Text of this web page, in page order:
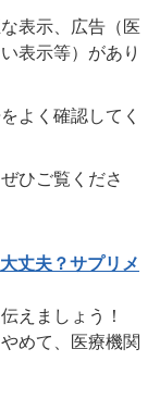
表示、広告（医
表示等）があり
よく確認してく
ひご覧くださ
丈夫？サプリメ
えましょう！
めて、医療機関